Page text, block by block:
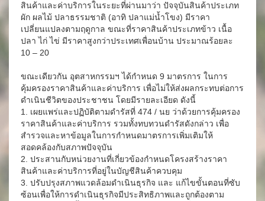
สินค้าและค่าบริการในระยะที่ผ่านมาว่า ปัจจุบันสินค้าประเภท
ผัก ผลไม้ ปลาธรรมชาติ (อาทิ ปลาแม่น้ำโขง) มีราคา
เปลี่ยนแปลงตามฤดูกาล ขณะที่ราคาสินค้าประเภทข้าว เนื้อ
ปลา ไก่ ไข่ มีราคาสูงกว่าประเทศเพื่อนบ้าน ประมาณร้อยละ
10 – 20
ขณะเดียวกัน อุตสาหกรรมฯ ได้กำหนด 9 มาตรการ ในการ
คุ้มครองราคาสินค้าและค่าบริการ เพื่อไม่ให้ส่งผลกระทบต่อการ
ดำเนินชีวิตของประชาชน โดยมีรายละเอียด ดังนี้
1. เผยแพร่และปฏิบัติตามดำรัสที่ 474 / นย ว่าด้วยการคุ้มครอง
ราคาสินค้าและค่าบริการ รวมทั้งทบทวนดำรัสดังกล่าว เพื่อ
สำรวจและหาข้อมูลในการกำหนดมาตรการเพิ่มเติมให้
สอดคล้องกับสภาพปัจจุบัน
2. ประสานกับหน่วยงานที่เกี่ยวข้องกำหนดโครงสร้างราคา
สินค้าและค่าบริการที่อยู่ในบัญชีสินค้าควบคุม
3. ปรับปรุงสภาพแวดล้อมดำเนินธุรกิจ และ แก้ไขขั้นตอนที่ซับ
ซ้อนเพื่อให้การดำเนินธุรกิจมีประสิทธิภาพและถูกต้องตาม